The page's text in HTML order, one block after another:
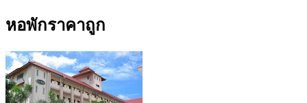
หอพักราคาถูก